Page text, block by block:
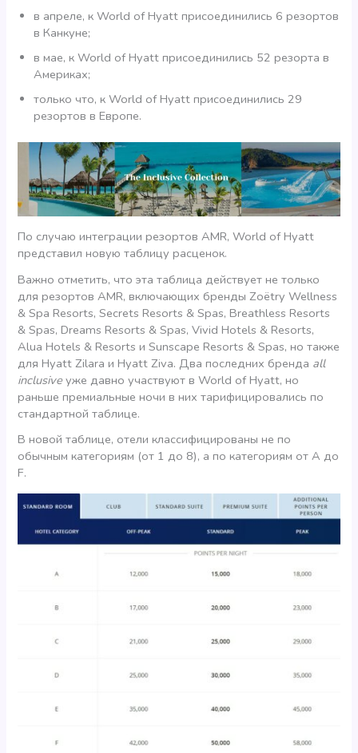
в апреле, к World of Hyatt присоединились 6 резортов
в Канкуне;
в мае, к World of Hyatt присоединились 52 резорта в
Америках;
только что, к World of Hyatt присоединились 29
резортов в Европе.
По случаю интеграции резортов AMR, World of Hyatt
представил новую таблицу расценок.
Важно отметить, что эта таблица действует не только
для резортов AMR, включающих бренды Zoëtry Wellness
& Spa Resorts, Secrets Resorts & Spas, Breathless Resorts
& Spas, Dreams Resorts & Spas, Vivid Hotels & Resorts,
Alua Hotels & Resorts и Sunscape Resorts & Spas, но также
для Hyatt Zilara и Hyatt Ziva. Два последних бренда all
inclusive уже давно участвуют в World of Hyatt, но
раньше премиальные ночи в них тарифицировались по
стандартной таблице.
В новой таблице, отели классифицированы не по
обычным категориям (от 1 до 8), а по категориям от A до
F.